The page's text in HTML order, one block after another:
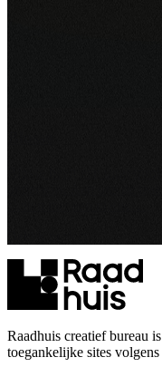
Raadhuis creatief bureau
toegankelijke sites